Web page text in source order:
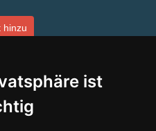
ist
hinzu